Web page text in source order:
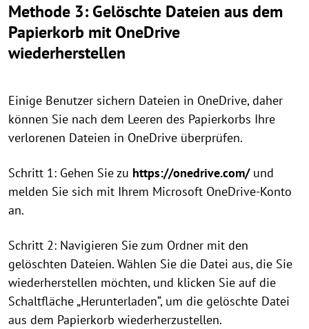
Methode 3: Gelöschte Dateien aus dem
Papierkorb mit OneDrive
wiederherstellen
Einige Benutzer sichern Dateien in OneDrive, daher
können Sie nach dem Leeren des Papierkorbs Ihre
verlorenen Dateien in OneDrive überprüfen.
Schritt 1: Gehen Sie zu https://onedrive.com/und
melden Sie sich mit Ihrem Microsoft OneDrive-Konto
an.
Schritt 2: Navigieren Sie zum Ordner mit den
gelöschten Dateien. Wählen Sie die Datei aus, die Sie
wiederherstellen möchten, und klicken Sie auf die
Schaltfläche „Herunterladen“, um die gelöschte Datei
aus dem Papierkorb wiederherzustellen.